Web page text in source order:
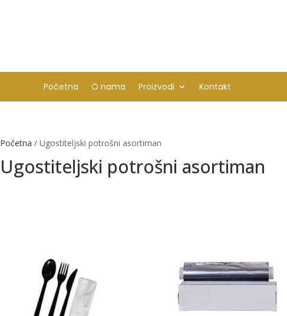
Početna O nama Proizvodi Kontakt
Početna / Ugostiteljski potrošni asortiman
Ugostiteljski potrošni asortiman